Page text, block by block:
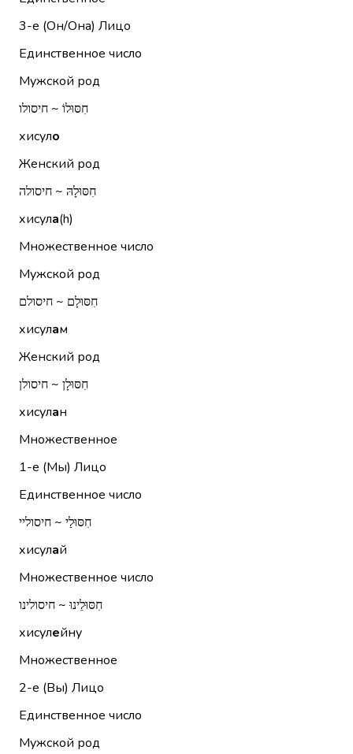
3-е (Он/Она) Лицо
Единственное число
Мужской род
חִסּוּלוֹ ~ חיסולו
хисуло
Женский род
חִסּוּלָהּ ~ חיסולה
хисула(h)
Множественное число
Мужской род
חִסּוּלָם ~ חיסולם
хисулам
Женский род
חִסּוּלָן ~ חיסולן
хисулан
Множественное
1-е (Мы) Лицо
Единственное число
חִסּוּלַי ~ חיסוליי
хисулай
Множественное число
חִסּוּלֵינוּ ~ חיסולינו
хисулейну
Множественное
2-е (Вы) Лицо
Единственное число
Мужской род